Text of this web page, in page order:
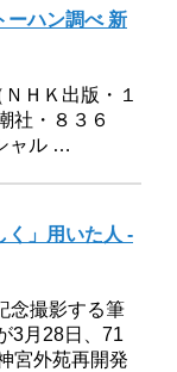
ーハン調べ 新
ＨＫ出版・１
社・８３６
ャル …
く」用いた人 -
念撮影する筆
3月28日、71
宮外苑再開発